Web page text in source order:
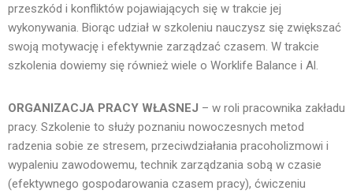
przeszkód i konfliktów pojawiających się w trakcie jej
wykonywania. Biorąc udział w szkoleniu nauczysz się zwiększać
swoją motywację i efektywnie zarządzać czasem. W trakcie
szkolenia dowiemy się również wiele o Worklife Balance i Al.
ORGANIZACJA PRACY WŁASNEJ – w roli pracownika zakładu
pracy. Szkolenie to służy poznaniu nowoczesnych metod
radzenia sobie ze stresem, przeciwdziałania pracoholizmowi i
wypaleniu zawodowemu, technik zarządzania sobą w czasie
(efektywnego gospodarowania czasem pracy), ćwiczeniu